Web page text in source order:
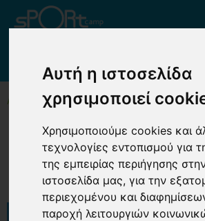
Αυτή η ιστοσελίδα
χρησιμοποιεί
Χρησιμοποιούμε cookies και
τεχνολογίες εντοπισμού για
της εμπειρίας περιήγησης
ιστοσελίδα μας, για την
περιεχομένου και
παροχή λειτουργιών
ΗΜΕΡΟΛΟΓΙΟ SPORTCAMP
ΑΡΧΙΚΗ ΗΜΕΡΟΛΟΓΙΟ SPORTCAMP KIDS
Ημερολόγιο
2020